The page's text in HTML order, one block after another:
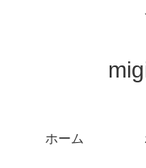
ホーム